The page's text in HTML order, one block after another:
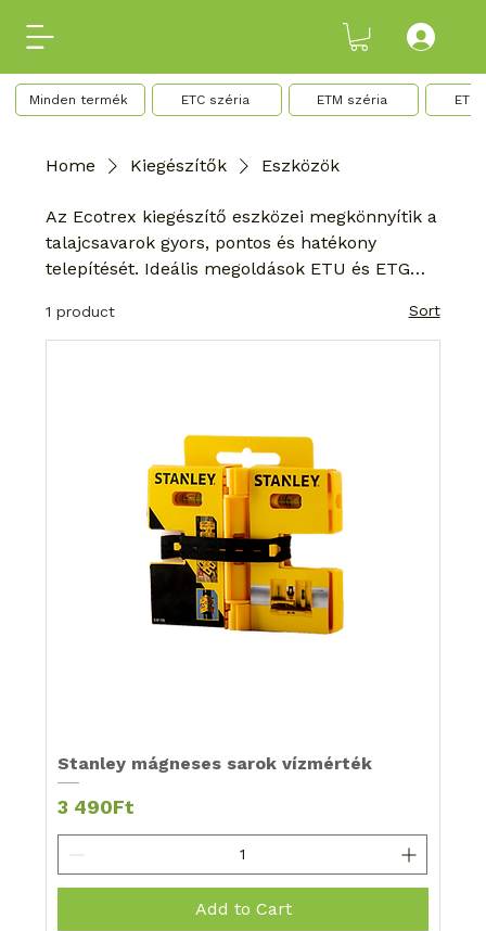
Minden termék ETC széria ETM széria ETR
Home Kiegészítők Eszközök
Az Ecotrex kiegészítő eszközei megkönnyítik a
talajcsavarok gyors, pontos és hatékony
telepítését. Ideális megoldások ETU és ETG
igazításához és szereléséhez.
1 product Sort
Stanley mágneses sarok vízmérték
Price
3 490Ft
Add to Cart